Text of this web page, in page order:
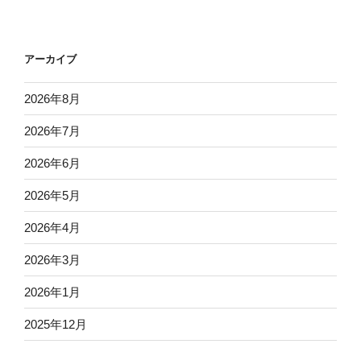
アーカイブ
2026年8月
2026年7月
2026年6月
2026年5月
2026年4月
2026年3月
2026年1月
2025年12月